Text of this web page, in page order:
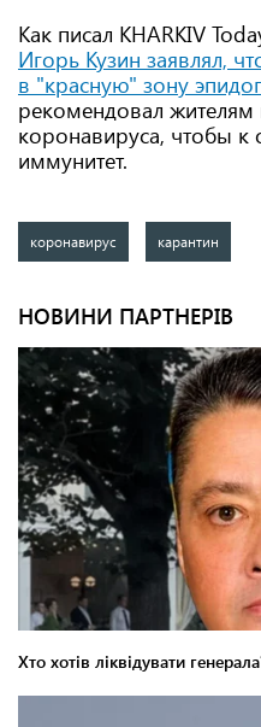
Как писал KHARKIV
Игорь Кузин заявлял,
в "красную" зону
рекомендовал жителям
коронавируса, чтобы к
иммунитет.
коронавирус карантин